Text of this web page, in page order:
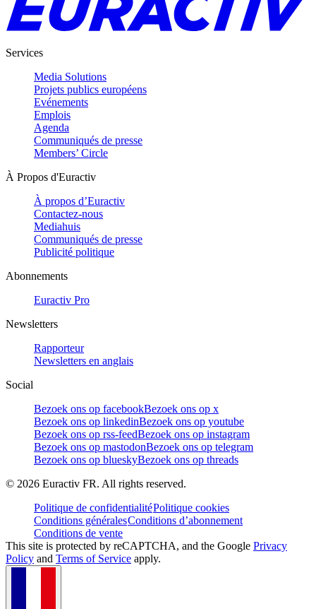
Services
Media Solutions
Projets publics européens
Evénements
Emplois
Agenda
Communiqués de presse
Members’ Circle
À Propos d'Euractiv
À propos d’Euractiv
Contactez-nous
Mediahuis
Communiqués de presse
Publicité politique
Abonnements
Euractiv Pro
Newsletters
Rapporteur
Newsletters en anglais
Social
Bezoek ons op facebookBezoek ons op x
Bezoek ons op linkedinBezoek ons op youtube
Bezoek ons op rss-feedBezoek ons op instagram
Bezoek ons op mastodonBezoek ons op telegram
Bezoek ons op blueskyBezoek ons op threads
© 2026 Euractiv FR. All rights reserved.
Politique de confidentialitéPolitique cookies
Conditions généralesConditions d’abonnement
Conditions de vente
This site is protected by reCAPTCHA, and the Google Privacy
Policy and Terms of Service apply.